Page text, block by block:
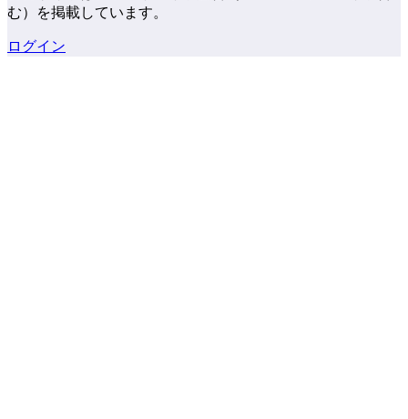
む）を掲載しています。
ログイン